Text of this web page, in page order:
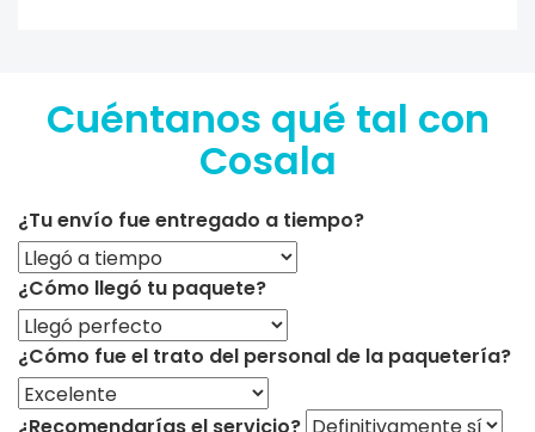
Cuéntanos qué tal con
Cosala
¿Tu envío fue entregado a tiempo?
¿Cómo llegó tu paquete?
¿Cómo fue el trato del personal de la paquetería?
¿Recomendarías el servicio?